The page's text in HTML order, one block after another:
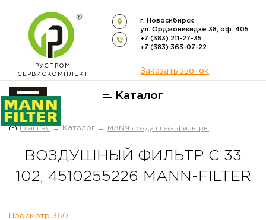
РУСПРОМ
СЕРВИСКОМПЛЕКТ
г. Новосибирск
ул. Орджоникидзе 38, оф. 405
+7 (383) 211-27-35
+7 (383) 363-07-22
Заказать звонок
Каталог
ОФИЦИАЛЬНЫЙ ДИСТРИБЬЮТОР
Главная → Каталог → MANN воздушные фильтры
ВОЗДУШНЫЙ ФИЛЬТР C 33
102, 4510255226 MANN-FILTER
Просмотр 360